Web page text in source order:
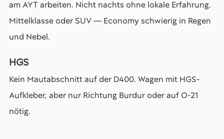
am AYT arbeiten. Nicht nachts ohne lokale Erfahrung.
Mittelklasse oder SUV — Economy schwierig in Regen
und Nebel.
HGS
Kein Mautabschnitt auf der D400. Wagen mit HGS-
Aufkleber, aber nur Richtung Burdur oder auf O-21
nötig.